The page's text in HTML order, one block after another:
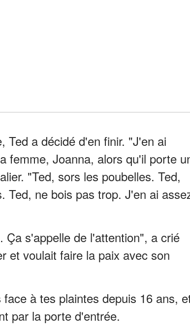
Ted a décidé d'en finir. "J'en ai
femme, Joanna, alors qu'il porte
"Ted, sors les poubelles. Ted,
Ted, ne bois pas trop. J'en ai
Ça s'appelle de l'attention", a crié
et voulait faire la paix avec son
à tes plaintes depuis 16 ans,
par la porte d'entrée.